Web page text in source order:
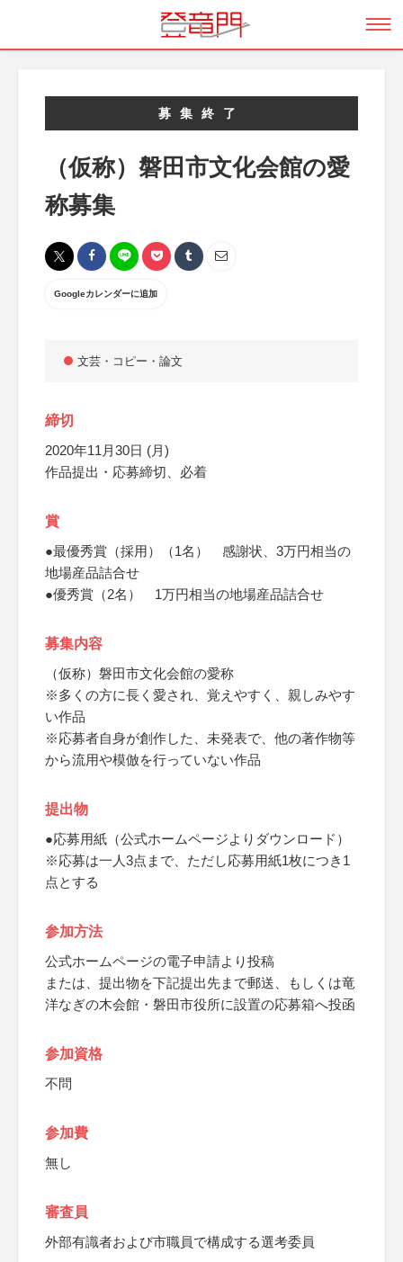
募集終了
（仮称）磐田市文化会館の愛
称募集
Googleカレンダーに追加
文芸・コピー・論文
締切
2020年11月30日 (月)
作品提出・応募締切、必着
賞
●最優秀賞（採用）（1名） 感謝状、3万円相当の
地場産品詰合せ
●優秀賞（2名） 1万円相当の地場産品詰合せ
募集内容
（仮称）磐田市文化会館の愛称
※多くの方に長く愛され、覚えやすく、親しみやす
い作品
※応募者自身が創作した、未発表で、他の著作物等
から流用や模倣を行っていない作品
提出物
●応募用紙（公式ホームページよりダウンロード）
※応募は一人3点まで、ただし応募用紙1枚につき1
点とする
参加方法
公式ホームページの電子申請より投稿
または、提出物を下記提出先まで郵送、もしくは竜
洋なぎの木会館・磐田市役所に設置の応募箱へ投函
参加資格
不問
参加費
無し
審査員
外部有識者および市職員で構成する選考委員